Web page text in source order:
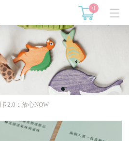
0
2.0：放心NOW